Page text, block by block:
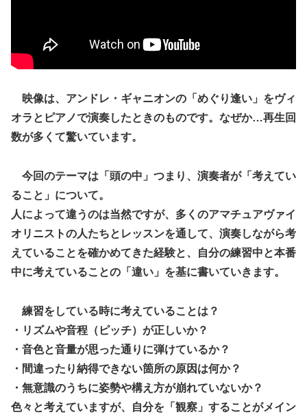
映像は、アンドレ・ギャニオンの「めぐり逢い」をヴィ
オラとピアノで演奏したときのものです。なぜか…再生回
数が多くて驚いています。
今回のテーマは「頭の中」つまり、演奏者が「考えてい
ること」について。
人によって違うのは当然ですが、多くのアマチュアヴァイ
オリニストの人たちとレッスンを通して、演奏しながら考
えていることを確かめてきた経験と、自分の練習中と本番
中に考えていることの「違い」を基に書いていきます。
練習をしている時に考えていることは？
・リズムや音程（ピッチ）が正しいか？
・音色と音量が思った通りに弾けているか？
・間違ったり納得できない箇所の原因は何か？
・無意識のうちに姿勢や構え方が崩れていないか？
色々と考えていますが、自分を「観察」することがメイン